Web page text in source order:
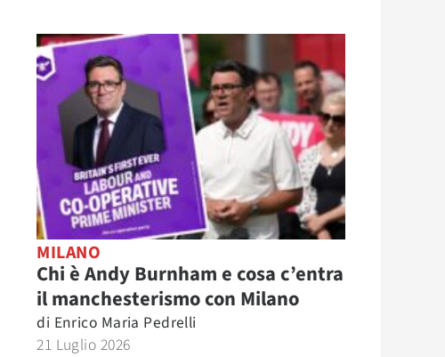
MILANO
Chi è Andy Burnham e cosa c’entra
il manchesterismo con Milano
di Enrico Maria Pedrelli
21 Luglio 2026